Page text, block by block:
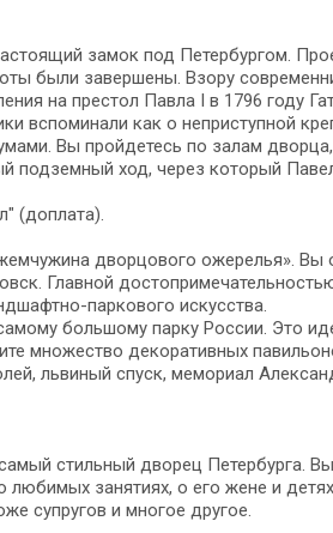
замок под Петербургом.
были завершены. Взору
на престол Павла I в 1796 году
вспоминали как о неприступной
Вы пройдетесь по залам
подземный ход, через который
(доплата).
дворцового ожерелья».
Главной
паркового искусства.
большому парку России. Это
множество декоративных
львиный спуск, мемориал
стильный дворец Петербурга.
любимых занятиях, о его жене и
супругов и многое другое.